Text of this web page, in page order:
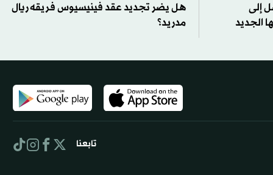
إلى
الجديد
هل يضر تجديد عقد فينيسيوس فريقه ريال
مدريد؟
تابعنا